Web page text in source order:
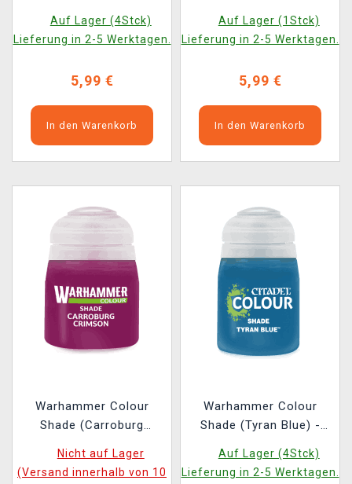
2022
Auf Lager (4Stck)
Lieferung in 2-5 Werktagen.
5,99 €
In den Warenkorb
Blau 2022
Auf Lager (1Stck)
Lieferung in 2-5 Werktagen.
5,99 €
In den Warenkorb
Warhammer Colour
Shade (Carroburg
Violett 2022
Nicht auf Lager
(Versand innerhalb von 10
Warhammer Colour
Shade (Tyran Blue) -
Auf Lager (4Stck)
Lieferung in 2-5 Werktagen.